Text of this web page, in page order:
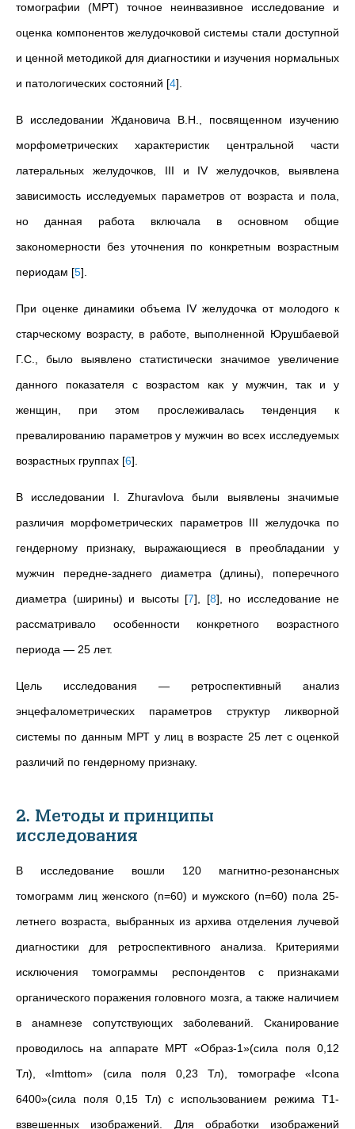
томографии (МРТ) точное неинвазивное исследование и
оценка компонентов желудочковой системы стали доступной
и ценной методикой для диагностики и изучения нормальных
и патологических состояний [4]
В исследовании Ждановича В.Н., посвященном изучению
морфометрических характеристик центральной части
латеральных желудочков, III и IV желудочков, выявлена
зависимость исследуемых параметров от возраста и пола,
но данная работа включала в основном общие
закономерности без уточнения по конкретным возрастным
периодам [5]
При оценке динамики объема IV желудочка от молодого к
старческому возрасту, в работе, выполненной Юрушбаевой
Г.С., было выявлено статистически значимое увеличение
данного показателя с возрастом как у мужчин, так и у
женщин, при этом прослеживалась тенденция к
превалированию параметров у мужчин во всех исследуемых
возрастных группах [6]
В исследовании I. Zhuravlova были выявлены значимые
различия морфометрических параметров III желудочка по
гендерному признаку, выражающиеся в преобладании у
мужчин передне-заднего диаметра (длины), поперечного
диаметра (ширины) и высоты [7] [8] , но исследование не
рассматривало особенности конкретного возрастного
периода — 25 лет.
Цель исследования — ретроспективный анализ
энцефалометрических параметров структур ликворной
системы по данным МРТ у лиц в возрасте 25 лет с оценкой
различий по гендерному признаку.
2. Методы и принципы
исследования
В исследование вошли 120 магнитно-резонансных
томограмм лиц женского (n=60) и мужского (n=60) пола 25-
летнего возраста, выбранных из архива отделения лучевой
диагностики для ретроспективного анализа. Критериями
исключения томограммы респондентов с признаками
органического поражения головного мозга, а также наличием
в анамнезе сопутствующих заболеваний.
Сканирование
проводилось на аппарате МРТ «Образ-1»(сила поля 0,12
Тл), «Imttom» (cилa поля 0,23 Тл), томографе «Icona
6400»(сила поля 0,15 Тл) с использованием режима Т1-
взвешенных изображений. Для обработки изображений